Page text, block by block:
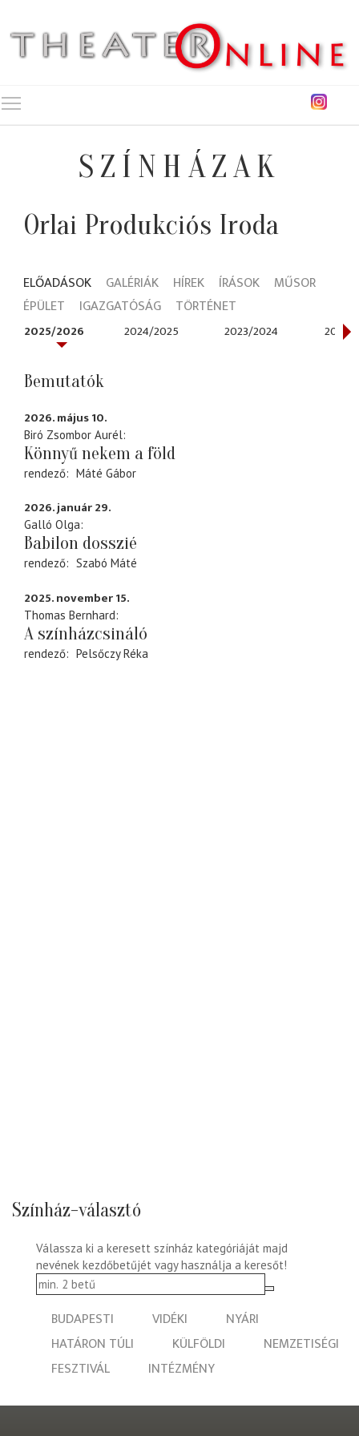
SZÍNHÁZAK
Orlai Produkciós Iroda
ELŐADÁSOK GALÉRIÁK HÍREK ÍRÁSOK
MŰSOR
ÉPÜLET
IGAZGATÓSÁG TÖRTÉNET
2025/2026 2024/2025 2023/2024 2022/
Bemutatók
2026. május 10.
Biró Zsombor Aurél
Könnyű nekem a föld
rendező Máté Gábor
2026. január 29.
Galló Olga
Babilon dosszié
rendező Szabó Máté
2025. november 15.
Thomas Bernhard
A színházcsináló
rendező Pelsőczy Réka
Színház-választó
Válassza ki a keresett színház kategóriáját majd
nevének kezdőbetűjét vagy használja a keresőt!
BUDAPESTI VIDÉKI
NYÁRI
HATÁRON TÚLI
KÜLFÖLDI
NEMZETISÉGI
FESZTIVÁL
INTÉZMÉNY